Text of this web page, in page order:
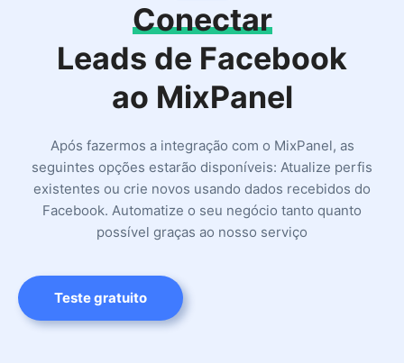
Conectar
Leads de Facebook
ao MixPanel
Após fazermos a integração com o MixPanel, as
seguintes opções estarão disponíveis: Atualize perfis
existentes ou crie novos usando dados recebidos do
Facebook. Automatize o seu negócio tanto quanto
possível graças ao nosso serviço
Teste gratuito